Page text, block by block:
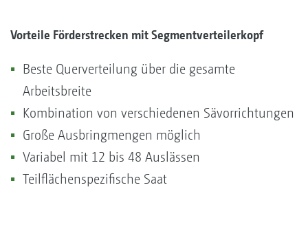
Vorteile Förderstrecken mit Segmentverteilerkopf
Beste Querverteilung über die gesamte
Arbeitsbreite
Kombination von verschiedenen Sävorrichtungen
Große Ausbringmengen möglich
Variabel mit 12 bis 48 Auslässen
Teilflächenspezifische Saat